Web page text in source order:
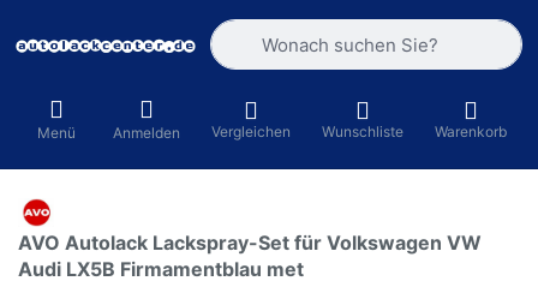
Geben Sie einen Suchbegriff ein.
Menü Anmelden Vergleichen Wunschliste Warenkorb
AVO Autolack Lackspray-Set für Volkswagen VW
Audi LX5B Firmamentblau met